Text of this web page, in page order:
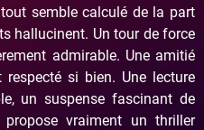
semble calculé de la part
hallucinent. Un tour de force
admirable. Une amitié
si bien. Une lecture
un suspense fascinant de
vraiment un thriller